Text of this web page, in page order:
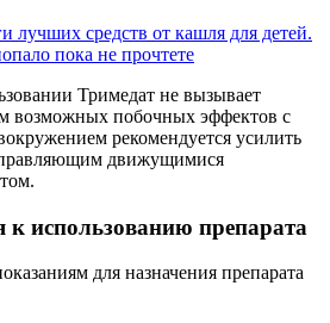
лучших средств от кашля для детей.
пока не прочтете
Тримедат не вызывает
возможных побочных эффектов с
рекомендуется усилить
движущимися
к использованию препарата
для назначения препарата